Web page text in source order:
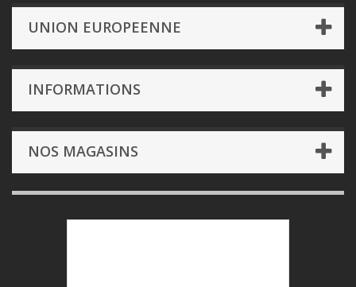
UNION EUROPEENNE
INFORMATIONS
NOS MAGASINS